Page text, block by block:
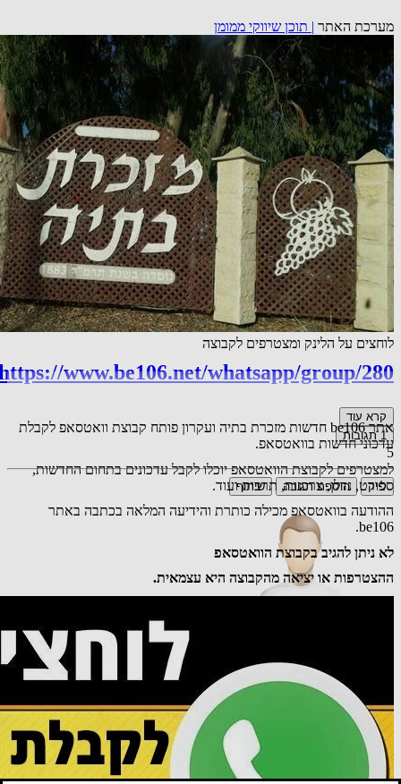
מערכת האתר | תוכן שיווקי ממומן
לוחצים על הלינק ומצטרפים לקבוצה
www.be106.net/whatsapp/group/280
אתר be106 חדשות מזכרת בתיה ועקרון פותח קבוצת וואטסאפ לקבלת
עדכוני חדשות בוואטסאפ.
למצטרפים לקבוצת הוואטסאפ יוכלו לקבל עדכונים בתחום החדשות,
ספורט, נדלן, צרכנות, תרבות ועוד.
ההודעה בוואטסאפ מכילה כותרת והידיעה המלאה בכתבה באתר
be106.
לא ניתן להגיב בקבוצת הוואטסאפ
ההצטרפות או יציאה מהקבוצה היא עצמאית.
קרא עוד
1 תגובות
5
לייק הוספת תגובה שיתוף
19.01.26 19:49
תגובה
טוען כתבות נוספות...
אירעה שגיאה בטעינת הכתבות
מנסה לטעון שוב